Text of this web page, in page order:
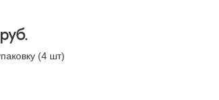
руб.
(4 шт)